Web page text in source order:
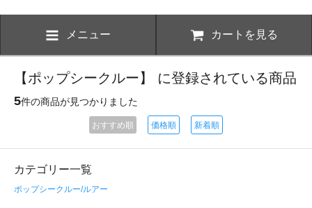
メニュー カートを見る
【ポップシークルー】 に登録されている商品
5件の商品が見つかりました
おすすめ順 価格順 新着順
カテゴリー一覧
ポップシークルー/ルアー